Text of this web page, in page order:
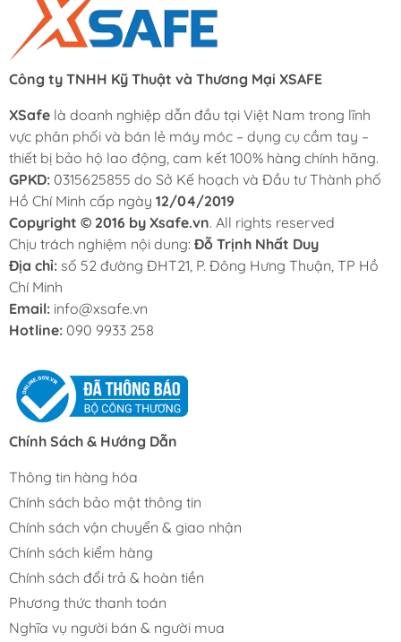
Công ty TNHH Kỹ Thuật và Thương Mại XSAFE
XSafe là doanh nghiệp dẫn đầu tại Việt Nam trong lĩnh
vực phân phối và bán lẻ máy móc – dụng cụ cầm tay –
thiết bị bảo hộ lao động, cam kết 100% hàng chính hãng.
GPKD: 0315625855 do Sở Kế hoạch và Đầu tư Thành phố
Hồ Chí Minh cấp ngày 12/04/2019
Copyright © 2016 by Xsafe.vn. All rights reserved
Chịu trách nghiệm nội dung: Đỗ Trịnh Nhất Duy
Địa chỉ: số 52 đường ĐHT21, P. Đông Hưng Thuận, TP Hồ
Chí Minh
Email: info@xsafe.vn
Hotline: 090 9933 258
Chính Sách & Hướng Dẫn
Thông tin hàng hóa
Chính sách bảo mật thông tin
Chính sách vận chuyển & giao nhận
Chính sách kiểm hàng
Chính sách đổi trả & hoàn tiền
Phương thức thanh toán
Nghĩa vụ người bán & người mua